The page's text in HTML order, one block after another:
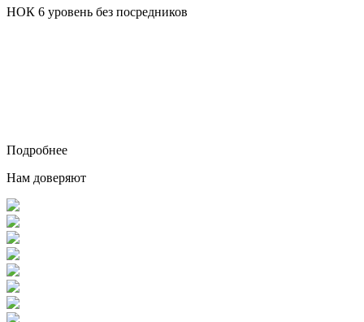
НОК 6 уровень без посредников
Подробнее
Нам доверяют